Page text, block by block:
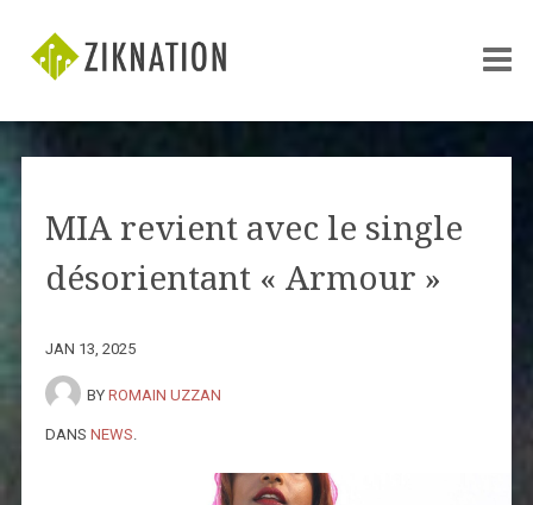
MIA revient avec le single
désorientant « Armour »
JAN 13, 2025
BY ROMAIN UZZAN
DANS NEWS